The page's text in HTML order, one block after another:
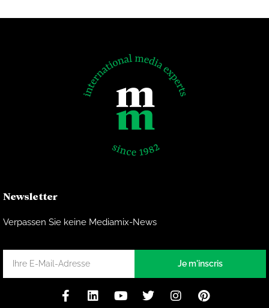
Newsletter
Verpassen Sie keine Mediamix-News
Je m'inscris